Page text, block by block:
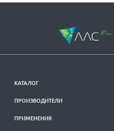
КАТАЛОГ
ПРОИЗВОДИТЕЛИ
ПРИМЕНЕНИЯ